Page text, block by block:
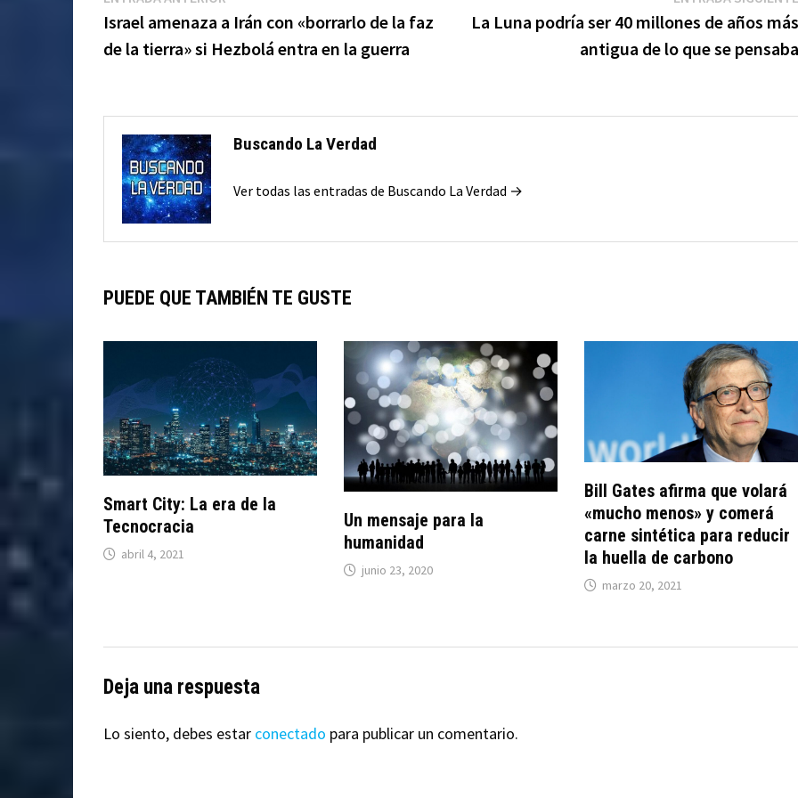
de
anterior:
Israel amenaza a Irán con «borrarlo de la faz
de la tierra» si Hezbolá entra en la guerra
La Luna podría ser 40 millones de años más
antigua de lo que se pensaba
Buscando La Verdad
Ver todas las entradas de Buscando La Verdad →
PUEDE QUE TAMBIÉN TE GUSTE
Smart City: La era de la
Tecnocracia
abril 4, 2021
Un mensaje para la
humanidad
junio 23, 2020
Bill Gates afirma que volará
«mucho menos» y comerá
carne sintética para reducir
la huella de carbono
marzo 20, 2021
Deja una respuesta
Lo siento, debes estar conectado para publicar un comentario.